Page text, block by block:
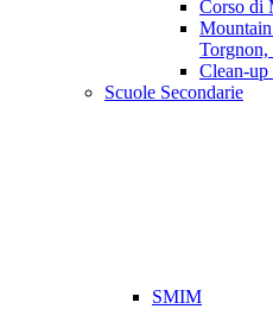
Corso di
Torgnon,
Clean-
Scuole Secondarie
SMIM